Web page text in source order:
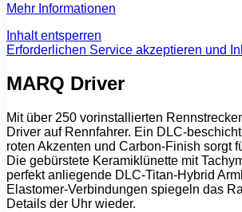
Mehr Informationen
Inhalt entsperren
Erforderlichen Service akzeptieren und
MARQ Driver
Mit über 250 vorinstallierten
Driver auf Rennfahrer. Ein DLC-
roten Akzenten und Carbon-Finish sorgt
Die gebürstete Keramiklünette mit
perfekt anliegende DLC-Titan-Hybrid
Elastomer-Verbindungen spiegeln das
Details der Uhr wieder.